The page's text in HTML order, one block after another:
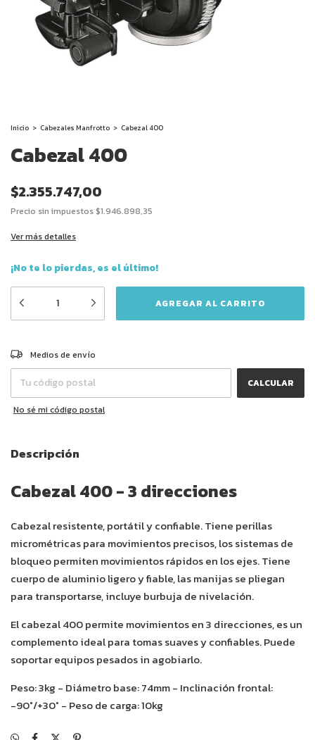
Inicio > Cabezales Manfrotto > Cabezal 400
Cabezal 400
$2.355.747,00
Precio sin impuestos$1.946.898,35
Ver más detalles
¡No te lo pierdas, es el último!
Entregas para el CP:
Medios de envío
CALCULAR
No sé mi código postal
Descripción
Cabezal 400 - 3 direcciones
Cabezal resistente, portátil y confiable. Tiene perillas
micrométricas para movimientos precisos, los sistemas de
bloqueo permiten movimientos rápidos en los ejes. Tiene
cuerpo de aluminio ligero y fiable, las manijas se pliegan
para transportarse, incluye burbuja de nivelación.
El cabezal 400 permite movimientos en 3 direcciones, es un
complemento ideal para tomas suaves y confiables. Puede
soportar equipos pesados in agobiarlo.
Peso: 3kg - Diámetro base: 74mm - Inclinación frontal:
-90°/+30° - Peso de carga: 10kg